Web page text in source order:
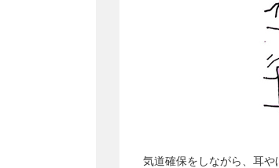
気道確保をしながら、耳や